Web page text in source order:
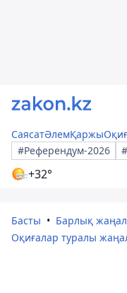
СаясатӘлемҚаржы
#Референдум-2026
+32°
Басты
Барлық
Оқиғалар туралы